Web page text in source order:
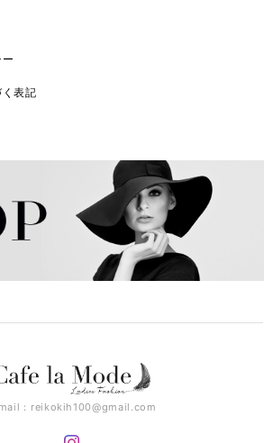
表記
： reikokih100@gmail.com